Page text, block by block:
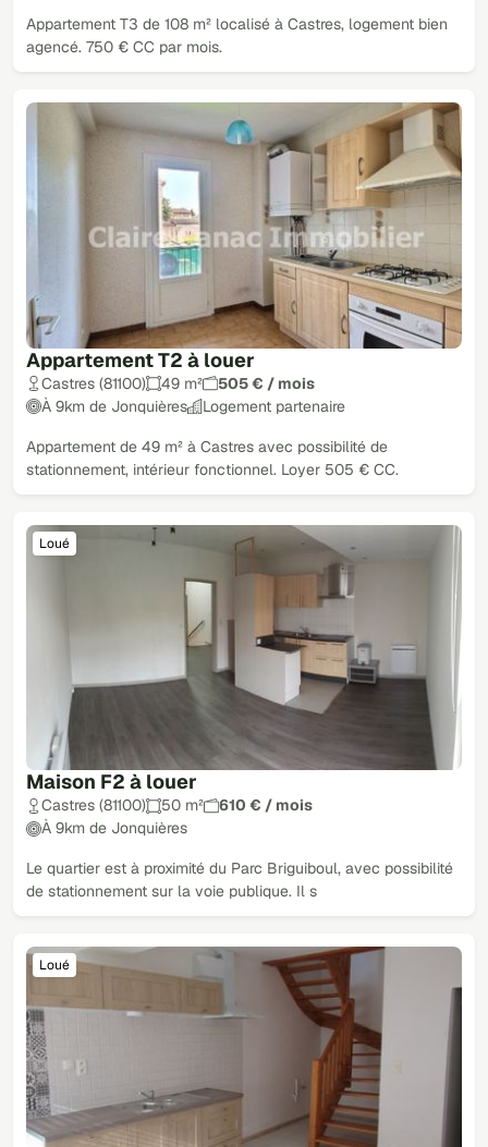
Appartement T3 de 108 m² localisé à Castres, logement bien
agencé. 750 € CC par mois.
Appartement T2 à louer
Castres (81100) 49 m²
505 € / mois
À 9km de Jonquières
Logement partenaire
Appartement de 49 m² à Castres avec possibilité de
stationnement, intérieur fonctionnel. Loyer 505 € CC.
Maison F2 à louer
Loué
Castres (81100) 50 m²
610 € / mois
À 9km de Jonquières
Le quartier est à proximité du Parc Briguiboul, avec possibilité
de stationnement sur la voie publique. Il s
Loué